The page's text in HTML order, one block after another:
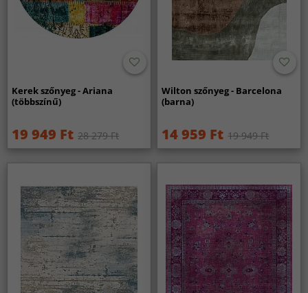
Kerek szőnyeg - Ariana
(többszínű)
19 949 Ft 28 279 Ft
Wilton szőnyeg - Barcelona
(barna)
14 959 Ft 19 949 Ft